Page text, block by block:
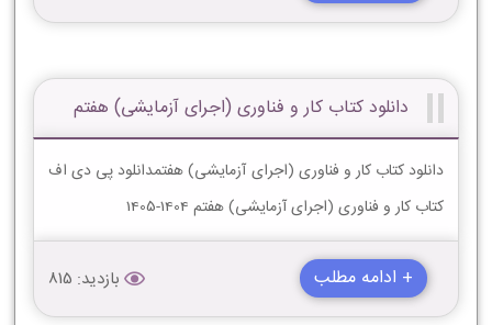
دانلود کتاب کار و فناوری (اجرای آزمایشی) هفتم
دانلود کتاب کار و فناوری (اجرای آزمایشی) هفتمدانلود پی دی اف
کتاب کار و فناوری (اجرای آزمایشی) هفتم 1404-1405
+ ادامه مطلب بازدید: 815